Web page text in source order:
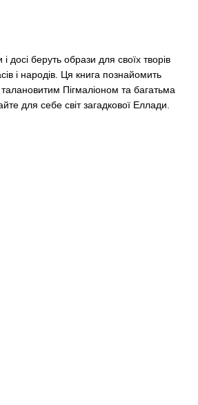
беруть образи для своїх творів
і народів. Ця книга познайомить
Пігмаліоном та багатьма
для себе світ загадкової Еллади.